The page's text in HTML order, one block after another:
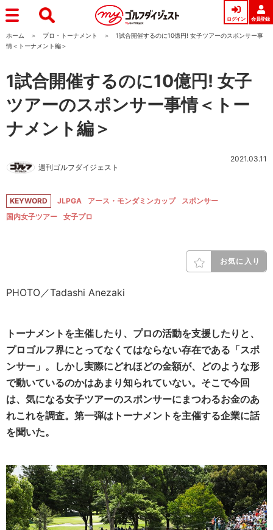
ログイン 会員登録
ホーム プロ・トーナメント
1試合開催するのに10億円! 女子ツアーのスポンサー事
情＜トーナメント編＞
1試合開催するのに10億円! 女子
ツアーのスポンサー事情＜トー
ナメント編＞
週刊ゴルフダイジェスト
2021.03.11
KEYWORD JLPGA アース・モンダミンカップ
スポンサー
国内女子ツアー
女子プロ
お気に入り
PHOTO／Tadashi Anezaki
トーナメントを主催したり、プロの活動を支援したりと、
プロゴルフ界にとってなくてはならない存在である「スポ
ンサー」。しかし実際にどれほどの金額が、どのような形
で動いているのかはあまり知られていない。そこで今回
は、気になる女子ツアーのスポンサーにまつわるお金のあ
れこれを調査。第一弾はトーナメントを主催する企業に話
を聞いた。